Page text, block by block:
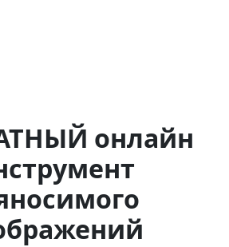
онлайн